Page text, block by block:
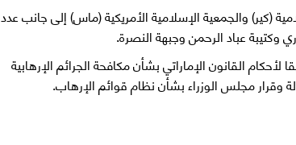
(كير) والجمعية الإسلامية الأمريكية (ماس) إلى جانب عدد
وكتيبة عباد الرحمن وجبهة النصرة.
لأحكام القانون الإماراتي بشأن مكافحة الجرائم الإرهابية
وقرار مجلس الوزراء بشأن نظام قوائم الإرهاب.